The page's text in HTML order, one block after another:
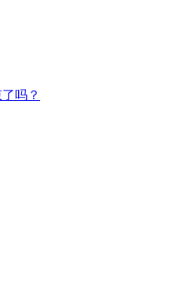
吗？